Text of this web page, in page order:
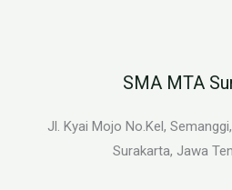
SMA MTA
Jl. Kyai Mojo No.Kel,
Surakarta, Jawa